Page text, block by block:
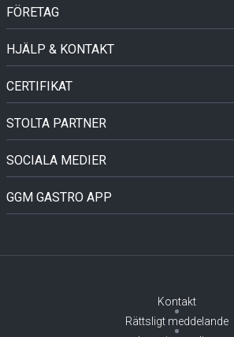
FÖRETAG
HJÄLP & KONTAKT
CERTIFIKAT
STOLTA PARTNER
SOCIALA MEDIER
GGM GASTRO APP
Kontakt
Rättsligt meddelande